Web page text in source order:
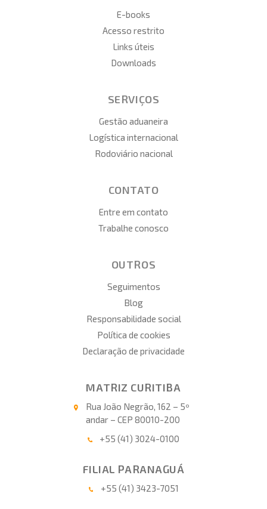
E-books
Acesso restrito
Links úteis
Downloads
SERVIÇOS
Gestão aduaneira
Logística internacional
Rodoviário nacional
CONTATO
Entre em contato
Trabalhe conosco
OUTROS
Seguimentos
Blog
Responsabilidade social
Política de cookies
Declaração de privacidade
MATRIZ CURITIBA
Rua João Negrão, 162 – 5º
andar – CEP 80010-200
+55 (41) 3024-0100
FILIAL PARANAGUÁ
+55 (41) 3423-7051